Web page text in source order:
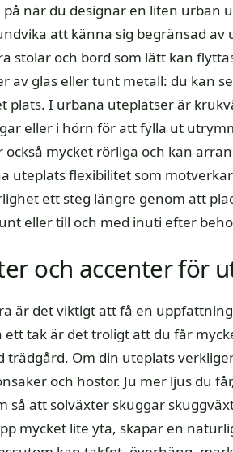
när du designar en liten urban
att känna sig begränsad
stolar och bord som lätt kan
av glas eller tunt metall: du kan
plats. I urbana uteplatser är
eller i hörn för att fylla ut
mycket rörliga och kan
uteplats flexibilitet som
ett steg längre genom att
eller till och med inuti efter
och accenter för
är det viktigt att få en
ett tak är det troligt att du får
Om din uteplats
och hostor. Ju mer ljus du
så att solväxter skuggar
mycket lite yta, skapar en